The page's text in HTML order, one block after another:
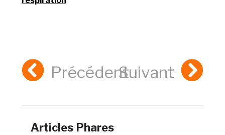
PrécédentSuivant
Articles Phares